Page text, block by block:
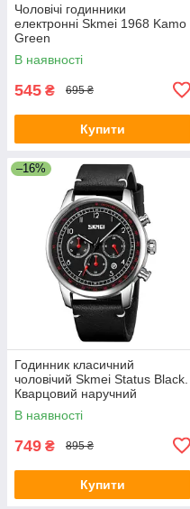
Чоловічі годинники
електронні Skmei 1968 Kamo
Green
В наявності
545 ₴ 695 ₴
Купити
–16%
Годинник класичний
чоловічий Skmei Status Black.
Кварцовий наручний
годинник із датою
В наявності
749 ₴ 895 ₴
Купити